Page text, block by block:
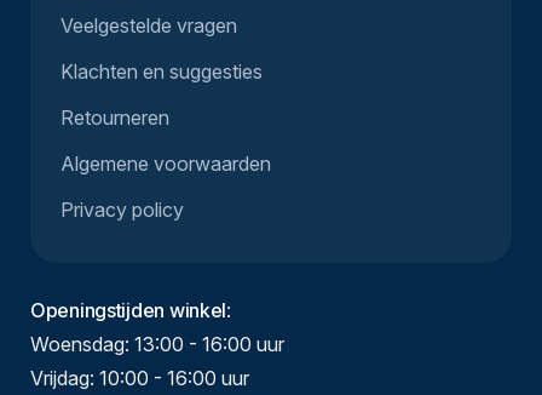
Veelgestelde vragen
Klachten en suggesties
Retourneren
Algemene voorwaarden
Privacy policy
Openingstijden winkel:
Woensdag: 13:00 - 16:00 uur
Vrijdag: 10:00 - 16:00 uur